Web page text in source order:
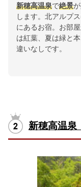
新穂高温泉で絶景
します。北アルプ
にあるお宿。お部
は紅葉、夏は緑と
違いなしです。
新穂高温